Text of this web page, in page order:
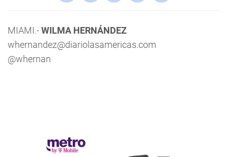
MIAMI.-WILMA HERNÁNDEZ
whernandez@diariolasamericas.com
@whernan